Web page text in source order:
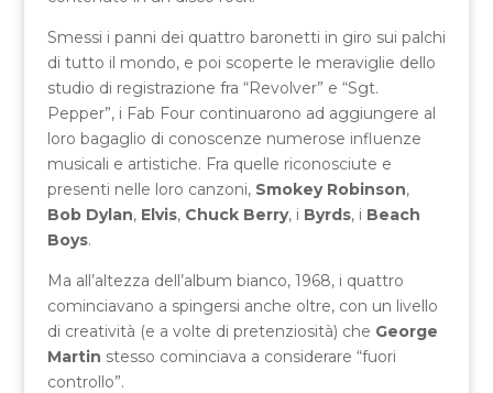
Smessi i panni dei quattro baronetti in giro sui palchi
di tutto il mondo, e poi scoperte le meraviglie dello
studio di registrazione fra “Revolver” e “Sgt.
Pepper”, i Fab Four continuarono ad aggiungere al
loro bagaglio di conoscenze numerose influenze
musicali e artistiche. Fra quelle riconosciute e
presenti nelle loro canzoni, Smokey Robinson,
Bob Dylan, Elvis, Chuck Berry, i Byrds, i Beach
Boys.
Ma all’altezza dell’album bianco, 1968, i quattro
cominciavano a spingersi anche oltre, con un livello
di creatività (e a volte di pretenziosità) che George
Martin stesso cominciava a considerare “fuori
controllo”.